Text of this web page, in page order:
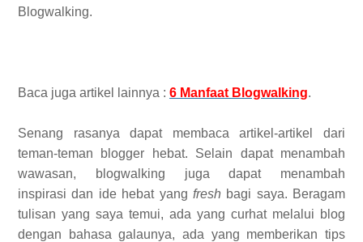
Blogwalking.
Baca juga artikel lainnya : 6 Manfaat Blogwalking.
Senang rasanya dapat membaca artikel-artikel dari
teman-teman blogger hebat. Selain dapat menambah
wawasan, blogwalking juga dapat menambah
inspirasi dan ide hebat yang fresh bagi saya. Beragam
tulisan yang saya temui, ada yang curhat melalui blog
dengan bahasa galaunya, ada yang memberikan tips